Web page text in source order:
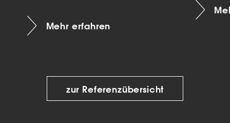
Mehr erfahren
zur Referenzübersicht